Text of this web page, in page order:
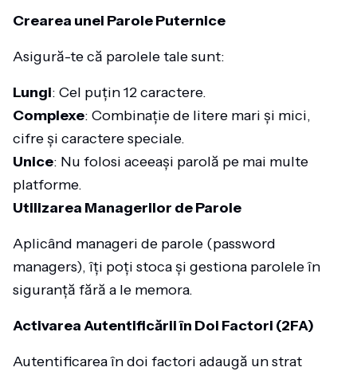
Crearea unei Parole Puternice
Asigură-te că parolele tale sunt:
Lungi: Cel puțin 12 caractere.
Complexe: Combinație de litere mari și mici,
cifre și caractere speciale.
Unice: Nu folosi aceeași parolă pe mai multe
platforme.
Utilizarea Managerilor de Parole
Aplicând manageri de parole (password
managers), îți poți stoca și gestiona parolele în
siguranță fără a le memora.
Activarea Autentificării în Doi Factori (2FA)
Autentificarea în doi factori adaugă un strat